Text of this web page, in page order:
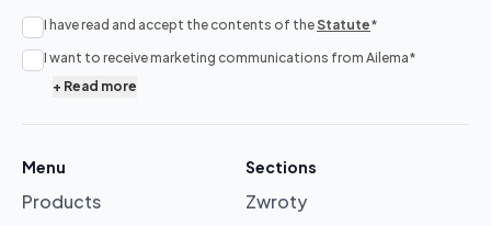
No
products
Browse
I have read and accept the contents of the Statute*
I want to receive marketing communications from Ailema*
+ Read more
Menu
Products
Sections
Zwroty